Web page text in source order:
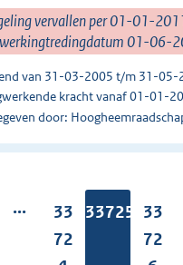
vervallen per 01-01-
01-06-
van 31-03-2005 t/m 31-05-
kracht vanaf 01-01-
door:
...
P
a
33
72
Pagina:
33725
P
a
33
72